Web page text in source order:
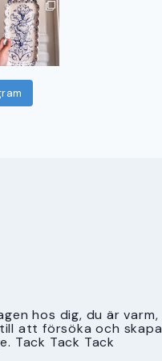
hos dig, du är varm,
att försöka och skapa
Tack Tack Tack